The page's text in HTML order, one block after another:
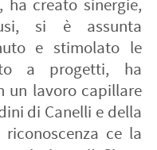
ha creato sinergie,
si è assunta
e stimolato le
a progetti, ha
un lavoro capillare
di Canelli e della
ce la